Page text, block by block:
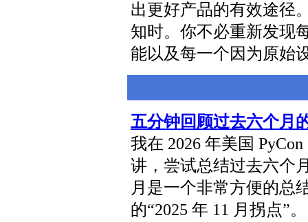
出更好产品的有效途径
知时。你不必重新发现
能以及每一个因为原始
五分钟回顾过去六个月
我在 2026 年美国
讲，尝试总结过去六个
月是一个非常方便的总
的“2025 年 11 月拐点”